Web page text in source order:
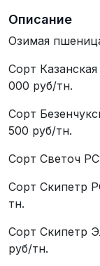
Описание
Озимая
Сорт
000 руб/тн.
Сорт
500 руб/тн.
Сорт Светоч
Сорт Скипетр
тн.
Сорт Скипетр
руб/тн.